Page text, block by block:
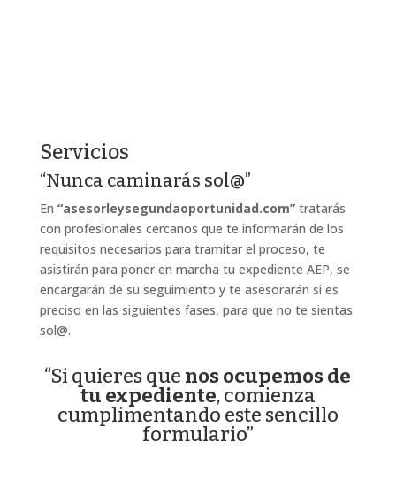
Servicios
“Nunca caminarás sol@”
En “asesorleysegundaoportunidad.com”tratarás
con profesionales cercanos que te informarán de los
requisitos necesarios para tramitar el proceso, te
asistirán para poner en marcha tu expediente AEP, se
encargarán de su seguimiento y te asesorarán si es
preciso en las siguientes fases, para que no te sientas
sol@.
“Si quieres que nos ocupemos de
tu expediente, comienza
cumplimentando este sencillo
formulario”